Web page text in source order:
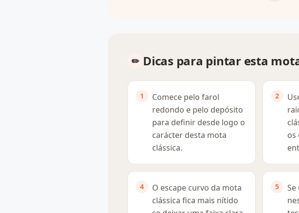
Dicas para pintar esta
Comece pelo farol
redondo e pelo depósito
para definir desde logo o
carácter desta mota
clássica.
os
O escape curvo da mota
clássica fica mais nítido